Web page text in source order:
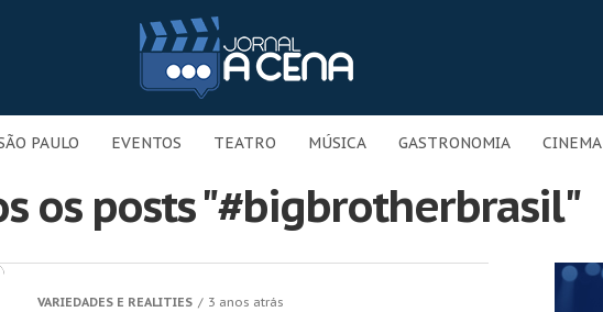
PAULO EVENTOS TEATRO MÚSICA GASTRONOMIA CINEMA
os posts "#bigbrotherbrasil"
VARIEDADES E REALITIES 3 anos atrás